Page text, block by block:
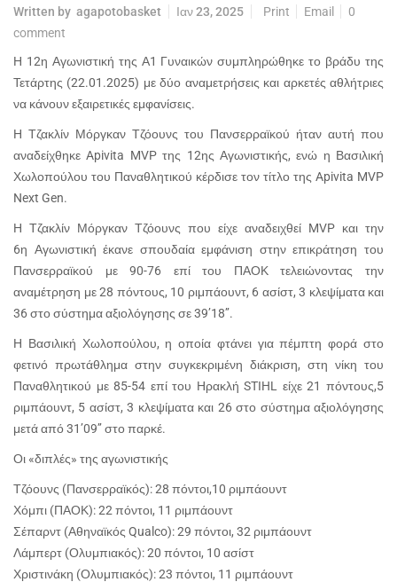
Written by agapotobasket Ιαν 23, 2025 Print Email
0
comment
Η 12η Αγωνιστική της Α1 Γυναικών συμπληρώθηκε το βράδυ της
Τετάρτης (22.01.2025) με δύο αναμετρήσεις και αρκετές αθλήτριες
να κάνουν εξαιρετικές εμφανίσεις.
Η Τζακλίν Μόργκαν Τζόουνς του Πανσερραϊκού ήταν αυτή που
αναδείχθηκε Apivita MVP της 12ης Αγωνιστικής, ενώ η Βασιλική
Χωλοπούλου του Παναθλητικού κέρδισε τον τίτλο της Apivita MVP
Next Gen.
Η Τζακλίν Μόργκαν Τζόουνς που είχε αναδειχθεί MVP και την
6η Αγωνιστική έκανε σπουδαία εμφάνιση στην επικράτηση του
Πανσερραϊκού με 90-76 επί του ΠΑΟΚ τελειώνοντας την
αναμέτρηση με 28 πόντους, 10 ριμπάουντ, 6 ασίστ, 3 κλεψίματα και
36 στο σύστημα αξιολόγησης σε 39’18’’.
Η Βασιλική Χωλοπούλου, η οποία φτάνει για πέμπτη φορά στο
φετινό πρωτάθλημα στην συγκεκριμένη διάκριση, στη νίκη του
Παναθλητικού με 85-54 επί του Ηρακλή STIHL είχε 21 πόντους,5
ριμπάουντ, 5 ασίστ, 3 κλεψίματα και 26 στο σύστημα αξιολόγησης
μετά από 31’09’’ στο παρκέ.
Οι «διπλές» της αγωνιστικής
Τζόουνς (Πανσερραϊκός): 28 πόντοι,10 ριμπάουντ
Χόμπι (ΠΑΟΚ): 22 πόντοι, 11 ριμπάουντ
Σέπαρντ (Αθηναϊκός Qualco): 29 πόντοι, 32 ριμπάουντ
Λάμπερτ (Ολυμπιακός): 20 πόντοι, 10 ασίστ
Χριστινάκη (Ολυμπιακός): 23 πόντοι, 11 ριμπάουντ